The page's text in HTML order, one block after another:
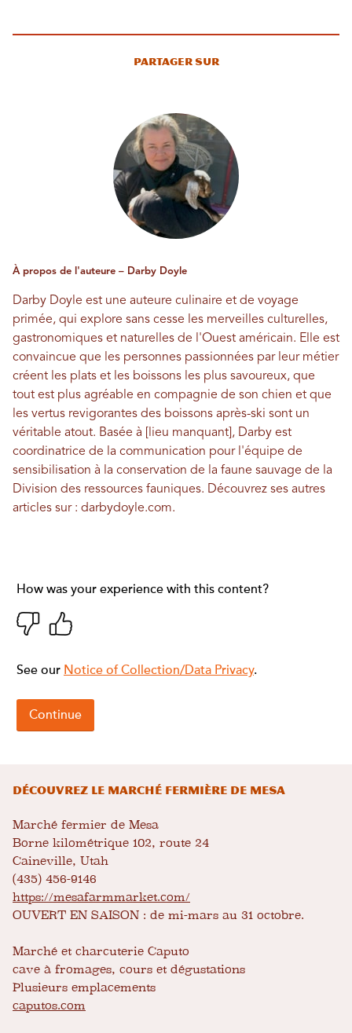
Partager sur
À propos de l'auteure – Darby Doyle
Darby Doyle est une auteure culinaire et de voyage
primée, qui explore sans cesse les merveilles culturelles,
gastronomiques et naturelles de l'Ouest américain. Elle est
convaincue que les personnes passionnées par leur métier
créent les plats et les boissons les plus savoureux, que
tout est plus agréable en compagnie de son chien et que
les vertus revigorantes des boissons après-ski sont un
véritable atout. Basée à [lieu manquant], Darby est
coordinatrice de la communication pour l'équipe de
sensibilisation à la conservation de la faune sauvage de la
Division des ressources fauniques. Découvrez ses autres
articles sur : darbydoyle.com.
DÉCOUVREZ LE MARCHÉ FERMIÈRE DE MESA
Marché fermier de Mesa
Borne kilométrique 102, route 24
Caineville, Utah
(435) 456-9146
https://mesafarmmarket.com/
OUVERT EN SAISON : de mi-mars au 31 octobre.
Marché et charcuterie Caputo
cave à fromages, cours et dégustations
Plusieurs emplacements
caputos.com